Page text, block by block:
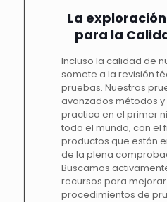
La
para la
Incluso la calidad de
somete a la revisión
pruebas. Nuestras
avanzados métodos
practica en el primer
todo el mundo, con el
productos que están
de la plena
Buscamos
recursos para
procedimientos de